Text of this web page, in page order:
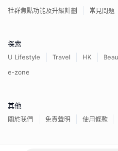
社群焦點功能及升級計劃
常見問題
探索
U Lifestyle Travel HK
e-zone
其他
關於我們 免責聲明 使用條款